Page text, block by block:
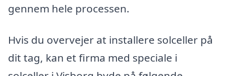
gennem hele processen.
Hvis du overvejer at installere solceller på
dit tag, kan et firma med speciale i